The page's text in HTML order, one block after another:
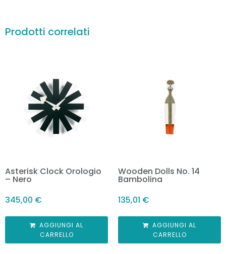
Prodotti correlati
Asterisk Clock Orologio
– Nero
345,00 €
AGGIUNGI AL
CARRELLO
Wooden Dolls No. 14
Bambolina
135,01 €
AGGIUNGI AL
CARRELLO